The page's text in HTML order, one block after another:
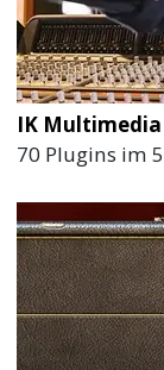
IK
70 Plugins im